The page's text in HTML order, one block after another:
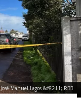
José Manuel Lagos &#8211; RBB